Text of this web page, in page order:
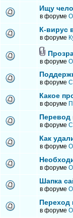
Ищу
в форуме
К-вирус
в форуме
в форуме
в форуме
Какое
в форуме
Перевод
в форуме
Как
в форуме
в форуме
Шапка
в форуме
Переход
в форуме